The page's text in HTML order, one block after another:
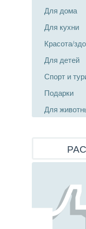
Для дома
Для кухни
Красота/
Для детей
Спорт и
Подарки
Для